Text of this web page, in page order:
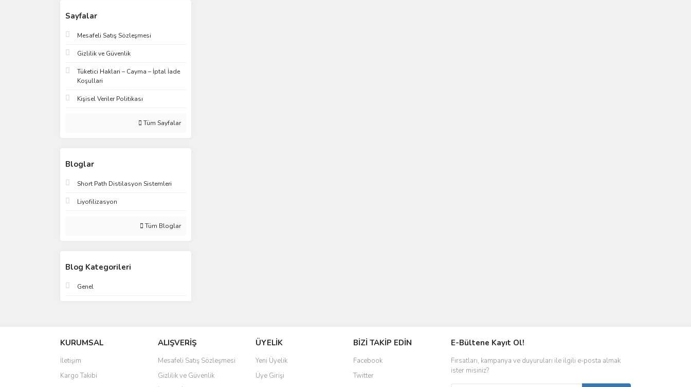
Sayfalar
Mesafeli Satış Sözleşmesi
Gizlilik ve Güvenlik
Tüketici Haklari – Cayma – İptal İade
Koşullari
Kişisel Veriler Politikası
Tüm Sayfalar
Bloglar
Short Path Distilasyon Sistemleri
Liyofilizasyon
Tüm Bloglar
Blog Kategorileri
Genel
KURUMSAL
İletişim
Kargo Takibi
ALIŞVERİŞ
Mesafeli Satış Sözleşmesi
Gizlilik ve Güvenlik
ÜYELİK
Yeni Üyelik
Üye Girişi
BİZİ TAKİP EDİN
Facebook
Twitter
E-Bültene Kayıt Ol!
Fırsatları, kampanya ve duyuruları ile ilgili e-posta almak
ister misiniz?